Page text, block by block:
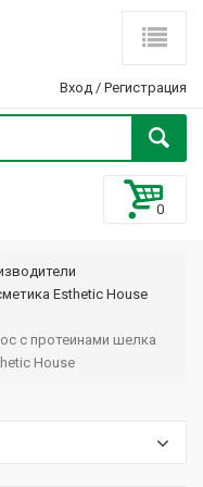
Вход / Регистрация
Esthetic House
с протеинами шелка
House